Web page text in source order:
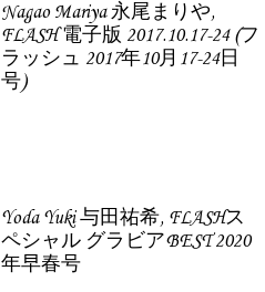
Nagao Mariya 永尾まりや,
FLASH 電子版 2017.10.17-24 (フ
ラッシュ 2017年10月17-24日
号)
Yoda Yuki 与田祐希, FLASHス
ペシャル グラビアBEST 2020
年早春号